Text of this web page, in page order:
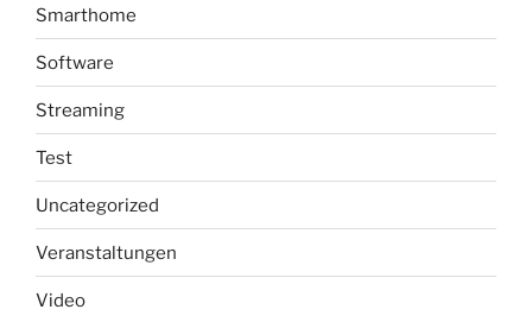
Smarthome
Software
Streaming
Test
Uncategorized
Veranstaltungen
Video